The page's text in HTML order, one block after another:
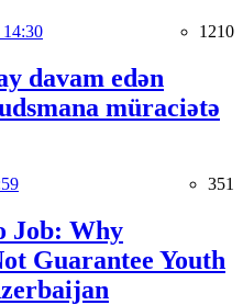
14:30 1210
davam edən
müraciətə
351
Job: Why
Guarantee Youth